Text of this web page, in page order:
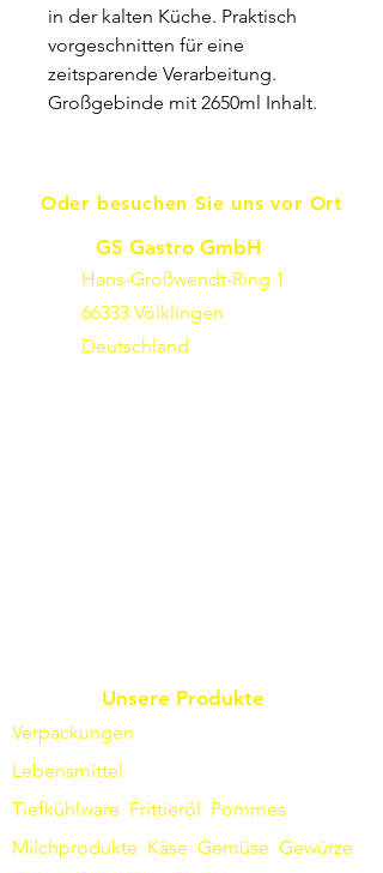
in der kalten Küche. Praktisch
vorgeschnitten für eine
zeitsparende Verarbeitung.
Großgebinde mit 2650ml Inhalt.
Oder besuchen Sie uns vor Ort
GS Gastro GmbH
Hans-Großwendt-Ring 1
66333 Völklingen
Deutschland
Unsere Produkte
Verpackungen
Lebensmittel
Tiefkühlware Frittieröl Pommes
Milchprodukte Käse Gemüse Gewürze